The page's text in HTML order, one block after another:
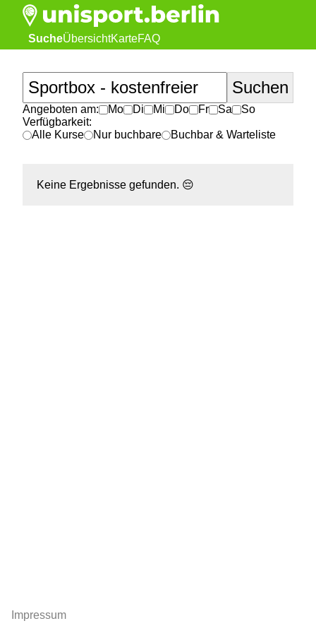
SucheÜbersichtKarteFAQ
Angeboten am: Mo Di Mi Do Fr Sa
So
Verfügbarkeit:
Alle Kurse
Nur buchbare Buchbar & Warteliste
Keine Ergebnisse gefunden. 😔
Impressum